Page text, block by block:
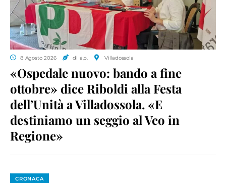
8 Agosto 2026 di a.p. Villadossola
«Ospedale nuovo: bando a fine
ottobre» dice Riboldi alla Festa
dell’Unità a Villadossola. «E
destiniamo un seggio al Vco in
Regione»
CRONACA